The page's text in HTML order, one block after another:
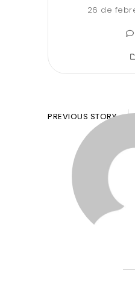
26 de
PREVIOUS STORY